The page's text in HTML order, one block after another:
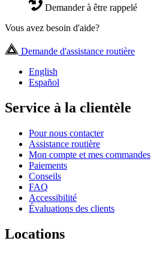
Demander à être rappelé
Vous avez besoin d'aide?
Demande d'assistance routière
English
Español
Service à la clientèle
Pour nous contacter
Assistance routière
Mon compte et mes commandes
Paiements
Conseils
FAQ
Accessibilité
Évaluations des clients
Locations